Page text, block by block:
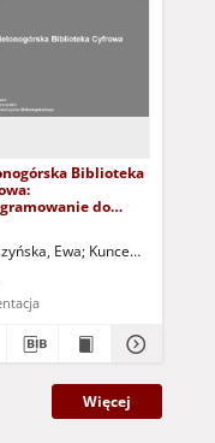
Biblioteka
do
Ewa Kuncewicz,
Więcej